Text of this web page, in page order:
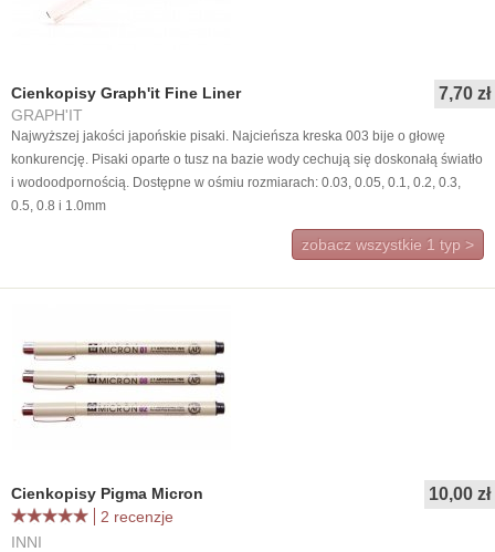
Cienkopisy Graph'it Fine Liner 7,70 zł
GRAPH'IT
Najwyższej jakości japońskie pisaki. Najcieńsza kreska 003 bije o głowę
konkurencję. Pisaki oparte o tusz na bazie wody cechują się doskonałą światło
i wodoodpornością. Dostępne w ośmiu rozmiarach: 0.03, 0.05, 0.1, 0.2, 0.3,
0.5, 0.8 i 1.0mm
zobacz wszystkie 1 typ >
Cienkopisy Pigma Micron 10,00 zł
2 recenzje
INNI